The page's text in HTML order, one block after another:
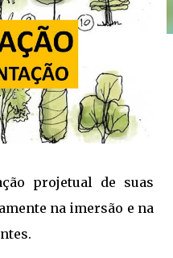
projetual de suas
na imersão e na